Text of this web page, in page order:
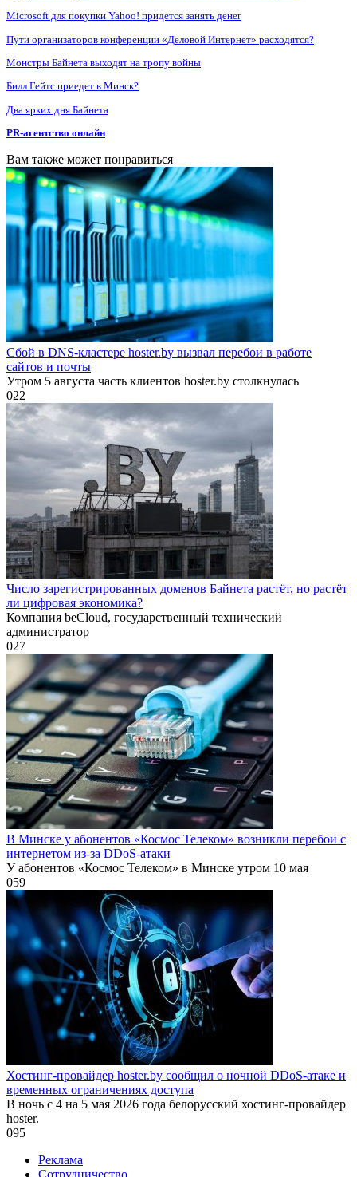
Microsoft для покупки Yahoo! придется занять денег
Пути организаторов конференции «Деловой Интернет» расходятся?
Монстры Байнета выходят на тропу войны
Билл Гейтс приедет в Минск?
Два ярких дня Байнета
PR-агентство онлайн
Вам также может понравиться
Сбой в DNS-кластере hoster.by вызвал перебои в работе
сайтов и почты
Утром 5 августа часть клиентов hoster.by столкнулась
022
Число зарегистрированных доменов Байнета растёт, но растёт
ли цифровая экономика?
Компания beCloud, государственный технический
администратор
027
В Минске у абонентов «Космос Телеком» возникли перебои с
интернетом из-за DDoS-атаки
У абонентов «Космос Телеком» в Минске утром 10 мая
059
Хостинг-провайдер hoster.by сообщил о ночной DDoS-атаке и
временных ограничениях доступа
В ночь с 4 на 5 мая 2026 года белорусский хостинг-провайдер
hoster.
095
Реклама